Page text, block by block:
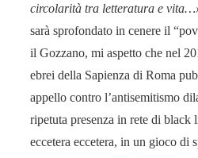
circolarità tra letteratura e
sarà sprofondato in cenere il
il Gozzano, mi aspetto che nel
ebrei della Sapienza di Roma
appello contro l’antisemitismo
ripetuta presenza in rete di black
eccetera eccetera, in un gioco di